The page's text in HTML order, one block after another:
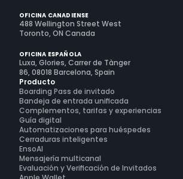
OFICINA CANADIENSE
488 Wellington Street West
Toronto, ON Canada
OFICINA ESPAÑOLA
Luxa, Glories, Carrer de Tànger
86, 08018 Barcelona, Spain
Producto
Boarding Pass de invitado
Bandeja de entrada unificada
Complementos, tarifas y experiencias
Guía digital
Automatizaciones para huéspedes
Cerraduras inteligentes
EnsoAI
Mensajería multicanal
Evaluación y Verificación de Invitados